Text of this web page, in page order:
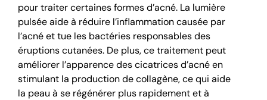
pour traiter certaines formes d’acné. La lumière
pulsée aide à réduire l’inflammation causée par
l’acné et tue les bactéries responsables des
éruptions cutanées. De plus, ce traitement peut
améliorer l’apparence des cicatrices d’acné en
stimulant la production de collagène, ce qui aide
la peau à se régénérer plus rapidement et à